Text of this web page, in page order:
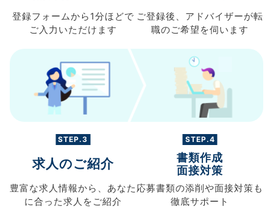
登録フォームから 1分ほどで
ご入力 いただけます
ご登録後、 アドバイザーが転
職のご希望を伺います
STEP.3
求人のご紹介
豊富な求人情報から、 あなた
に合った求人を ご紹介
STEP.4
書類作成
面接対策
応募書類の添削や面接対策も
徹底サポート